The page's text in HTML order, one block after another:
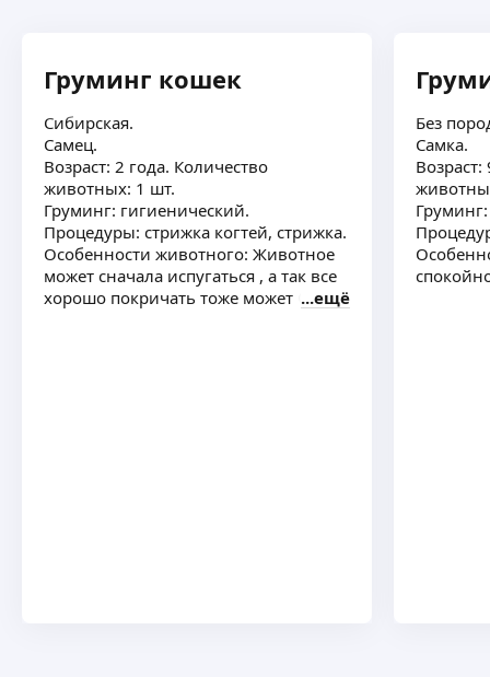
Груминг кошек
Сибирская.
Самец.
Возраст: 2 года. Количество
животных: 1 шт.
Груминг: гигиенический.
Процедуры: стрижка когтей, стрижка.
Особенности животного: Животное
может сначала испугаться , а так все
хорошо покричать тоже может 😅ещё
Без
Самка.